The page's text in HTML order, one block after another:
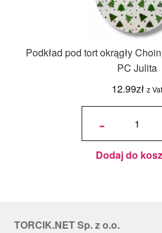
Podkład pod tort okrągły
PC Julita
12.99zł z Vat
-
ilość
okrągły
Choinki
cm, h 1
cm - PC
Dodaj do
TORCIK.NET Sp. z o.o.